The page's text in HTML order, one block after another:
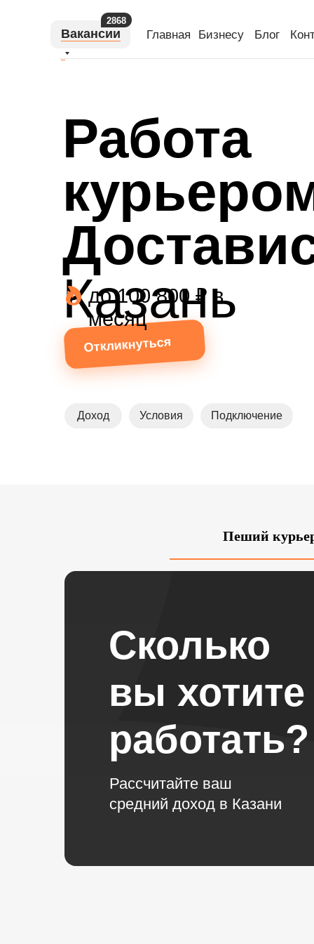
Блог
Главная Бизнесу
Вакансии
2868
Работа
Казань
Откликнуться
Доход Условия Подключение
до 100 800 ₽ в
месяц
Пеший
Сколько
вы хотите
работать?
Рассчитайте ваш
средний доход в Казани